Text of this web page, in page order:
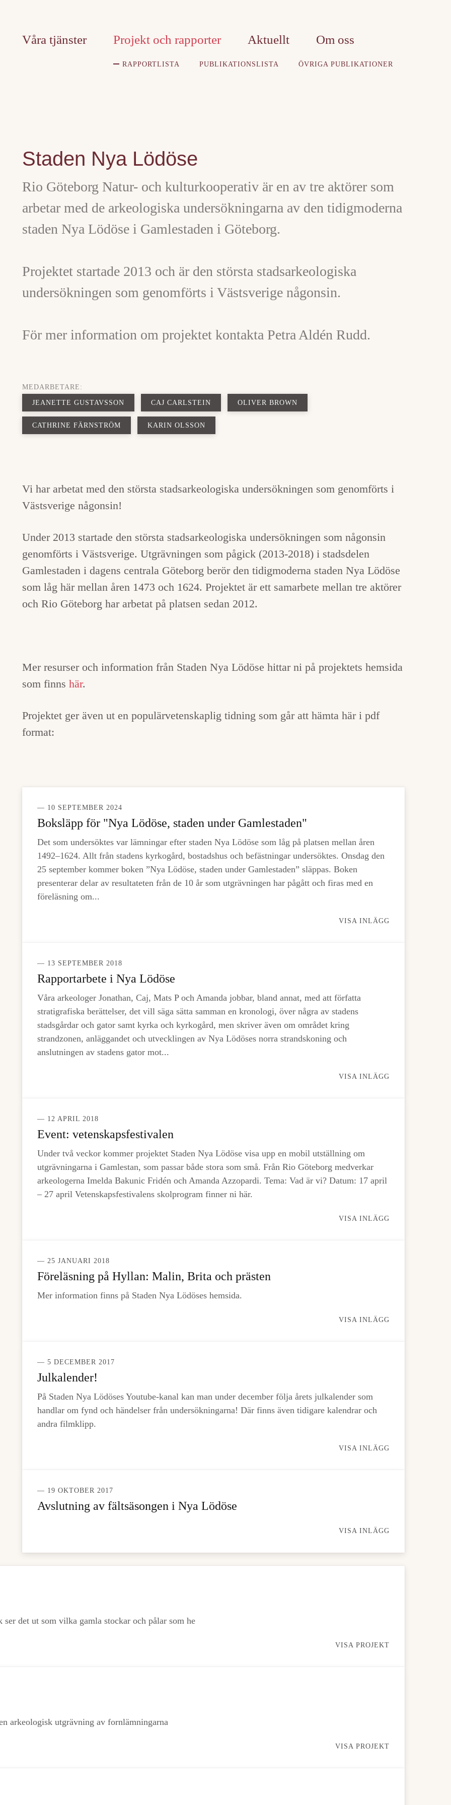
Våra tjänster Projekt och rapporter
RAPPORTLISTA PUBLIKATIONSLISTA ÖVRIGA PUBLIKATIONER
Aktuellt Om oss
Staden Nya Lödöse
Rio Göteborg Natur- och kulturkooperativ är en av tre aktörer som
arbetar med de arkeologiska undersökningarna av den tidigmoderna
staden Nya Lödöse i Gamlestaden i Göteborg.
Projektet startade 2013 och är den största stadsarkeologiska
undersökningen som genomförts i Västsverige någonsin.
För mer information om projektet kontakta Petra Aldén Rudd.
MEDARBETARE:
JEANETTE GUSTAVSSON CAJ CARLSTEIN OLIVER BROWN
CATHRINE FÄRNSTRÖM KARIN OLSSON
Vi har arbetat med den största stadsarkeologiska undersökningen som genomförts i
Västsverige någonsin!
Under 2013 startade den största stadsarkeologiska undersökningen som någonsin
genomförts i Västsverige. Utgrävningen som pågick (2013-2018) i stadsdelen
Gamlestaden i dagens centrala Göteborg berör den tidigmoderna staden Nya Lödöse
som låg här mellan åren 1473 och 1624. Projektet är ett samarbete mellan tre aktörer
och Rio Göteborg har arbetat på platsen sedan 2012.
Mer resurser och information från Staden Nya Lödöse hittar ni på projektets hemsida
som finns här.
Projektet ger även ut en populärvetenskaplig tidning som går att hämta här i pdf
format:
— 10 SEPTEMBER 2024
Boksläpp för "Nya Lödöse, staden under Gamlestaden"
Det som undersöktes var lämningar efter staden Nya Lödöse som låg på platsen mellan åren
1492–1624. Allt från stadens kyrkogård, bostadshus och befästningar undersöktes. Onsdag den
25 september kommer boken ”Nya Lödöse, staden under Gamlestaden” släppas. Boken
presenterar delar av resultateten från de 10 år som utgrävningen har pågått och firas med en
föreläsning om...
VISA INLÄGG
— 13 SEPTEMBER 2018
Rapportarbete i Nya Lödöse
Våra arkeologer Jonathan, Caj, Mats P och Amanda jobbar, bland annat, med att författa
stratigrafiska berättelser, det vill säga sätta samman en kronologi, över några av stadens
stadsgårdar och gator samt kyrka och kyrkogård, men skriver även om området kring
strandzonen, anläggandet och utvecklingen av Nya Lödöses norra strandskoning och
anslutningen av stadens gator mot...
VISA INLÄGG
— 12 APRIL 2018
Event: vetenskapsfestivalen
Under två veckor kommer projektet Staden Nya Lödöse visa upp en mobil utställning om
utgrävningarna i Gamlestan, som passar både stora som små. Från Rio Göteborg medverkar
arkeologerna Imelda Bakunic Fridén och Amanda Azzopardi. Tema: Vad är vi? Datum: 17 april
– 27 april Vetenskapsfestivalens skolprogram finner ni här.
VISA INLÄGG
— 25 JANUARI 2018
Föreläsning på Hyllan: Malin, Brita och prästen
Mer information finns på Staden Nya Lödöses hemsida.
VISA INLÄGG
— 5 DECEMBER 2017
Julkalender!
På Staden Nya Lödöses Youtube-kanal kan man under december följa årets julkalender som
handlar om fynd och händelser från undersökningarna! Där finns även tidigare kalendrar och
andra filmklipp.
VISA INLÄGG
— 19 OKTOBER 2017
Avslutning av fältsäsongen i Nya Lödöse
VISA INLÄGG
det ut som vilka gamla stockar och pålar som he
VISA PROJEKT
arkeologisk utgrävning av fornlämningarna
VISA PROJEKT